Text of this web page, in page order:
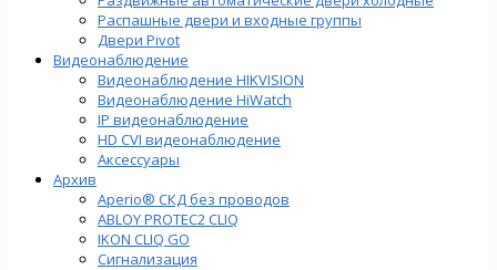
Распашные двери и входные группы
Двери Pivot
Видеонаблюдение
Видеонаблюдение HIKVISION
Видеонаблюдение HiWatch
IP видеонаблюдение
HD CVI видеонаблюдение
Аксессуары
Архив
Aperio® СКД без проводов
ABLOY PROTEC2 CLIQ
IKON CLIQ GO
Сигнализация